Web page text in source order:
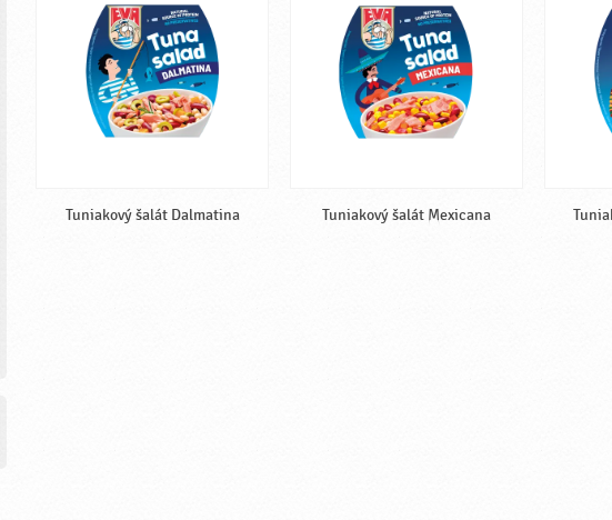
Tuniakový šalát Dalmatina Tuniakový šalát Mexicana